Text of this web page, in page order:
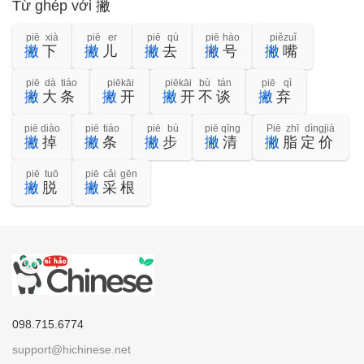
Từ ghép với 撇
撇 下
piē xià
撇 儿
piē er
撇 去
piē qù
撇 号
piē hào
撇 嘴
piězuǐ
撇 大条
piē dà tiáo
撇 开
piēkāi
撇 开不谈
piēkāi bù tán
撇 弃
piē qì
撇 掉
piē diào
撇 条
piē tiáo
撇 步
piē bù
撇 清
piē qīng
撇 脂定价
Piē zhī dìngjià
撇 脱
piē tuō
撇 采根
piē cǎi gēn
098.715.6774
support@hichinese.net